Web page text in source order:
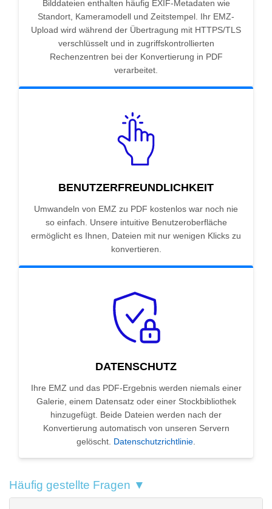
Bilddateien enthalten häufig EXIF-Metadaten wie
Standort, Kameramodell und Zeitstempel. Ihr EMZ-
Upload wird während der Übertragung mit HTTPS/TLS
verschlüsselt und in zugriffskontrollierten
Rechenzentren bei der Konvertierung in PDF
verarbeitet.
BENUTZERFREUNDLICHKEIT
Umwandeln von EMZ zu PDF kostenlos war noch nie
so einfach. Unsere intuitive Benutzeroberfläche
ermöglicht es Ihnen, Dateien mit nur wenigen Klicks zu
konvertieren.
DATENSCHUTZ
Ihre EMZ und das PDF-Ergebnis werden niemals einer
Galerie, einem Datensatz oder einer Stockbibliothek
hinzugefügt. Beide Dateien werden nach der
Konvertierung automatisch von unseren Servern
gelöscht. Datenschutzrichtlinie.
Häufig gestellte Fragen ▼